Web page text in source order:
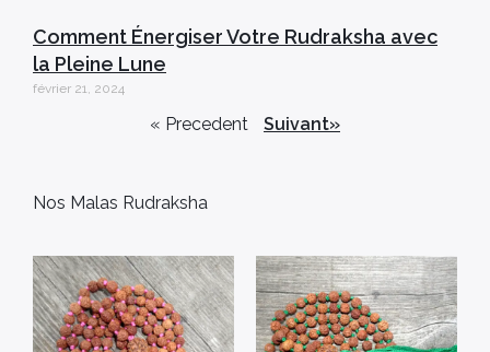
Comment Énergiser Votre Rudraksha avec
la Pleine Lune
février 21, 2024
« Precedent Suivant»
Nos Malas Rudraksha